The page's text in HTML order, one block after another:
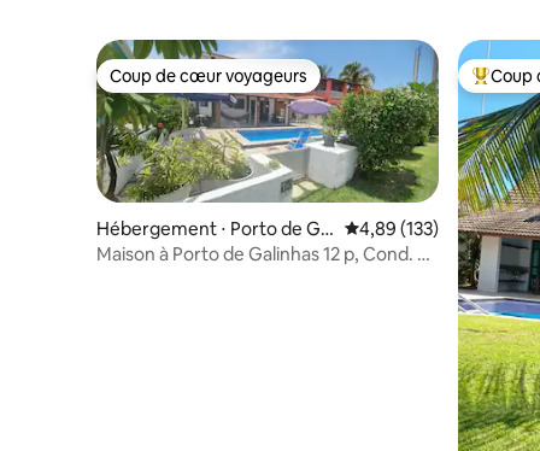
Coup de cœur voyageurs
Coup de cœur voyageurs
Hébergement ⋅ Porto de Gal
inhas
Évaluation moyenne
4,89 (133)
Maison à Porto de Galinhas 12 p, Cond. P.
Coups
Coup